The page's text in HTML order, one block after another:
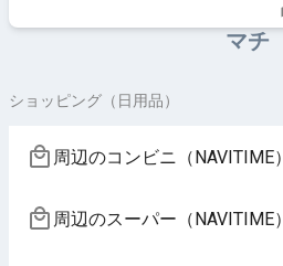
マチ
ショッピング（日用品）
周辺のコンビニ（NAVITIME）
周辺のスーパー（NAVITIME）